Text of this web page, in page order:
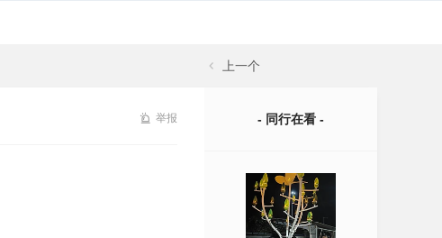
上一个
举报 - 同行在看 -